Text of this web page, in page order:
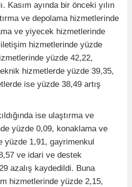
Kasım ayında bir önceki yılın
ve depolama hizmetlerinde
ve yiyecek hizmetlerinde
hizmetlerinde yüzde
yüzde 42,22,
hizmetlerde yüzde 39,35,
ise yüzde 38,49 artış
ise ulaştırma ve
yüzde 0,09, konaklama ve
yüzde 1,91, gayrimenkul
ve idari ve destek
azalış kaydedildi. Buna
hizmetlerinde yüzde 2,15,